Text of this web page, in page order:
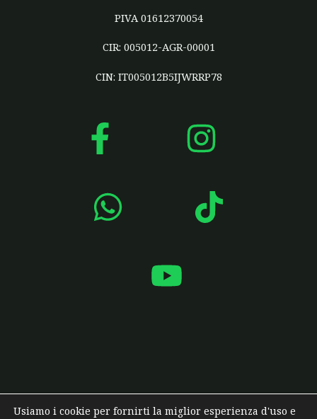
PIVA 01612370054
CIR: 005012-AGR-00001
CIN: IT005012B5IJWRRP78
Usiamo i cookie per fornirti la miglior esperienza d'uso e